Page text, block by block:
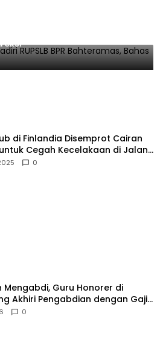
RUPSLB BPR Bahteramas,
di Finlandia Disemprot Cairan
Cegah Kecelakaan di Jalan
0
Mengabdi, Guru Honorer di
Akhiri Pengabdian dengan Gaji
0